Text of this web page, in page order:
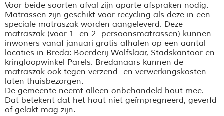
Voor beide soorten afval zijn aparte afspraken nodig.
Matrassen zijn geschikt voor recycling als deze in een
speciale matraszak worden aangeleverd. Deze
matraszak (voor 1- en 2- persoonsmatrassen) kunnen
inwoners vanaf januari gratis afhalen op een aantal
locaties in Breda: Boerderij Wolfslaar, Stadskantoor en
kringloopwinkel Parels. Bredanaars kunnen de
matraszak ook tegen verzend- en verwerkingskosten
laten thuisbezorgen.
De gemeente neemt alleen onbehandeld hout mee.
Dat betekent dat het hout niet geïmpregneerd, geverfd
of gelakt mag zijn.